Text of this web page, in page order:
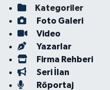
Kategoriler
Foto Galeri
Video
Yazarlar
Firma Rehberi
Seri İlan
Röportaj